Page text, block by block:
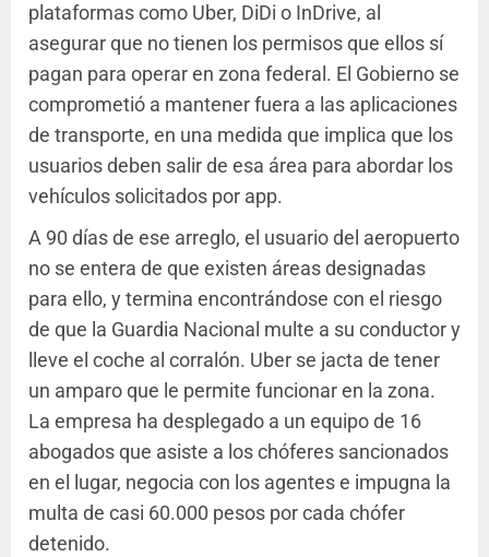
plataformas como Uber, DiDi o InDrive, al
asegurar que no tienen los permisos que ellos sí
pagan para operar en zona federal. El Gobierno se
comprometió a mantener fuera a las aplicaciones
de transporte, en una medida que implica que los
usuarios deben salir de esa área para abordar los
vehículos solicitados por app.
A 90 días de ese arreglo, el usuario del aeropuerto
no se entera de que existen áreas designadas
para ello, y termina encontrándose con el riesgo
de que la Guardia Nacional multe a su conductor y
lleve el coche al corralón. Uber se jacta de tener
un amparo que le permite funcionar en la zona.
La empresa ha desplegado a un equipo de 16
abogados que asiste a los chóferes sancionados
en el lugar, negocia con los agentes e impugna la
multa de casi 60.000 pesos por cada chófer
detenido.